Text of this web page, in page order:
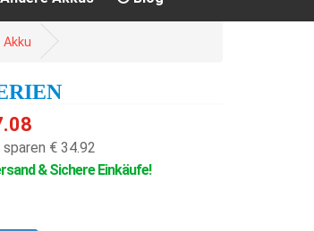
Akku
sparen € 34.92
& Sichere Einkäufe!